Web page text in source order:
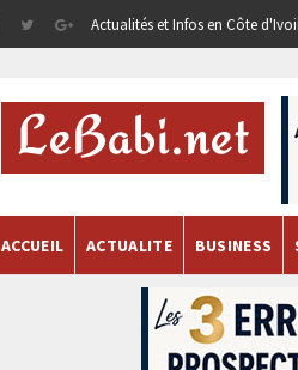
Actualités et Infos en Côte
ACCUEIL ACTUALITE BUSINESS